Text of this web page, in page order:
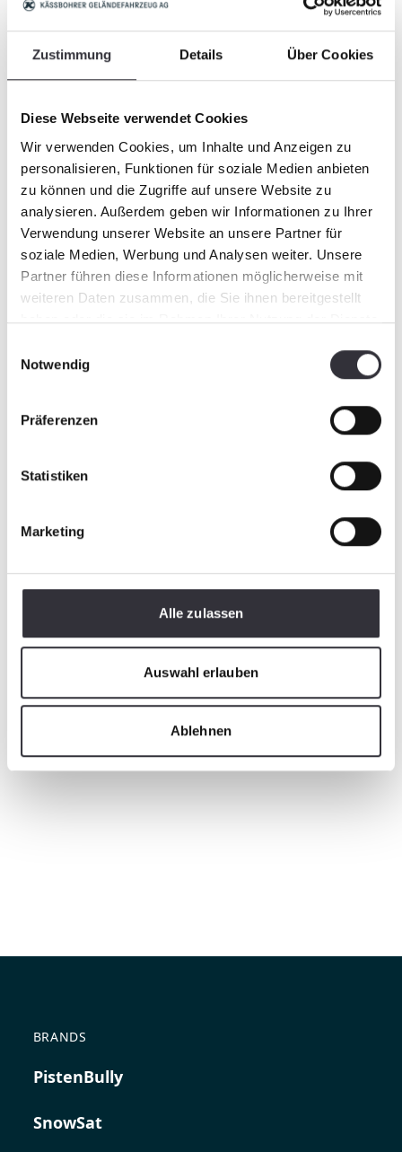
Zustimmung Details Über Cookies
Diese Webseite verwendet Cookies
Wir verwenden Cookies, um Inhalte und Anzeigen zu
personalisieren, Funktionen für soziale Medien anbieten
zu können und die Zugriffe auf unsere Website zu
analysieren. Außerdem geben wir Informationen zu Ihrer
Verwendung unserer Website an unsere Partner für
soziale Medien, Werbung und Analysen weiter. Unsere
Partner führen diese Informationen möglicherweise mit
weiteren Daten zusammen, die Sie ihnen bereitgestellt
haben oder die sie im Rahmen Ihrer Nutzung der Dienste
Notwendig
Präferenzen
Statistiken
Marketing
Alle zulassen
Auswahl erlauben
Ablehnen
BRANDS
PistenBully
SnowSat